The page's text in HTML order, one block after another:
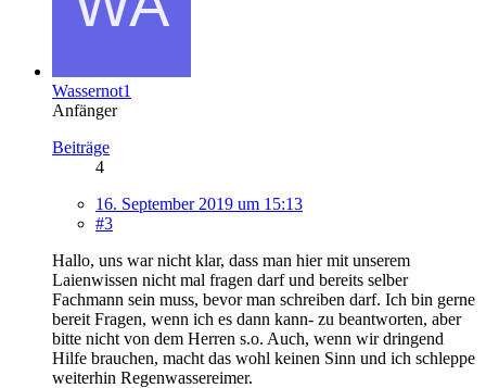
Wassernot1
Anfänger
Beiträge
4
16. September 2019 um 15:13
#3
Hallo, uns war nicht klar, dass man hier mit unserem
Laienwissen nicht mal fragen darf und bereits selber
Fachmann sein muss, bevor man schreiben darf. Ich bin gerne
bereit Fragen, wenn ich es dann kann- zu beantworten, aber
bitte nicht von dem Herren s.o. Auch, wenn wir dringend
Hilfe brauchen, macht das wohl keinen Sinn und ich schleppe
weiterhin Regenwassereimer.